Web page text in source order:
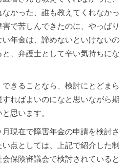
かった、誰も教えてくれなかっ
で苦しんできたのに、やっぱり
年金は、諦めないといけないの
、弁護士として辛い気持ちにな
きることなら、検討にとどまら
ればよいのになと思いながら期
思います。
現在で障害年金の申請を検討さ
点としては、上記で紹介した制
保険審議会で検討されていると